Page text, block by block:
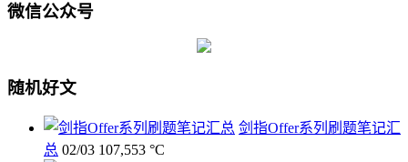
微信公众号
随机好文
剑指Offer系列刷题笔记汇
总 02/03 107,553 °C